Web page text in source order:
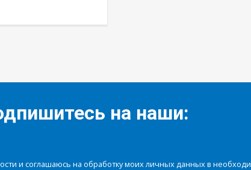
на наши:
и соглашаюсь на обработку моих личных данных в